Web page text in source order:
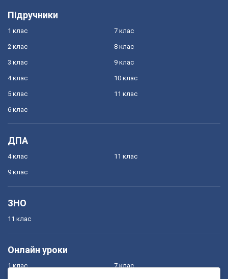
Підручники
1 клас
2 клас
3 клас
4 клас
5 клас
6 клас
7 клас
8 клас
9 клас
10 клас
11 клас
ДПА
4 клас
9 клас
11 клас
ЗНО
11 клас
Онлайн уроки
1 клас 7 клас